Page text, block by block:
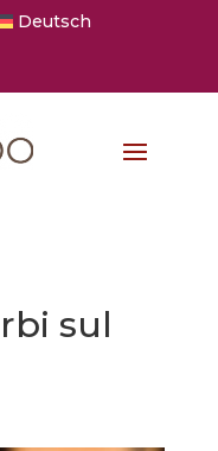
Deutsch
sul